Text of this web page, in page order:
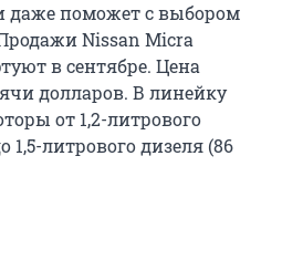
даже поможет с выбором
Nissan Micra
в сентябре. Цена
долларов. В линейку
от 1,2-литрового
1,5-литрового дизеля (86